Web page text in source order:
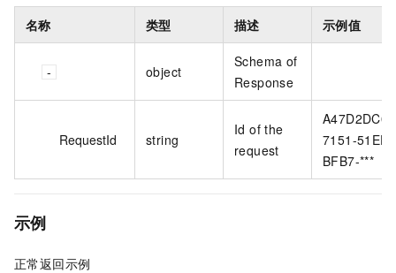
名称 类型 描述 示例值
object
Schema of
Response
RequestId string
Id of the
request
A47D2DC0-
7151-51EF-
BFB7-***
示例
正常返回示例